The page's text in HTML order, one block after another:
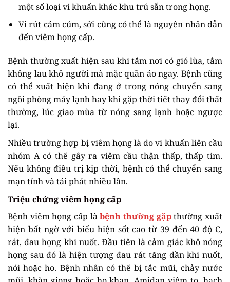
một số loại vi khuẩn khác khu trú sẵn trong họng.
Vi rút cảm cúm, sởi cũng có thể là nguyên nhân dẫn
đến viêm họng cấp.
Bệnh thường xuất hiện sau khi tắm nơi có gió lùa, tắm
không lau khô người mà mặc quần áo ngay. Bệnh cũng
có thể xuất hiện khi đang ở trong nóng chuyển sang
ngồi phòng máy lạnh hay khi gặp thời tiết thay đổi thất
thường, lúc giao mùa từ nóng sang lạnh hoặc ngược
lại.
Nhiều trường hợp bị viêm họng là do vi khuẩn liên cầu
nhóm A có thể gây ra viêm cầu thận thấp, thấp tim.
Nếu không điều trị kịp thời, bệnh có thể chuyển sang
mạn tính và tái phát nhiều lần.
Triệu chứng viêm họng cấp
Bệnh viêm họng cấp làbệnh thường gặpthường xuất
hiện bất ngờ với biểu hiện sốt cao từ 39 đến 40 độ C,
rát, đau họng khi nuốt. Đầu tiên là cảm giác khô nóng
họng sau đó là hiện tượng đau rát tăng dần khi nuốt,
nói hoặc ho. Bệnh nhân có thể bị tắc mũi, chảy nước